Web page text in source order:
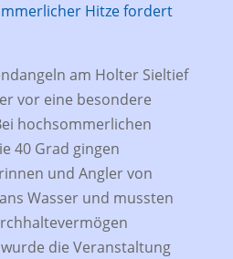
Hitze fordert
am Holter Sieltief
vor eine besondere
hochsommerlichen
40 Grad gingen
und Angler von
Wasser und mussten
die Veranstaltung